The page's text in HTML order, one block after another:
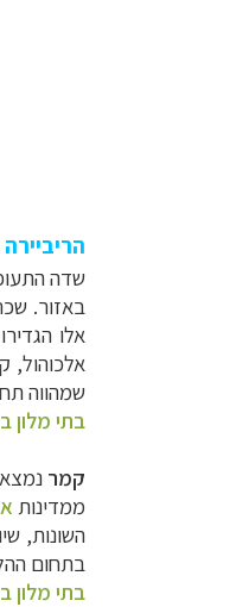
שדה
באזור.
אלו
אלכוהול,
שמהווה
בתי מלון
קמר
ממדינות
השונות,
בתחום
בתי מלון